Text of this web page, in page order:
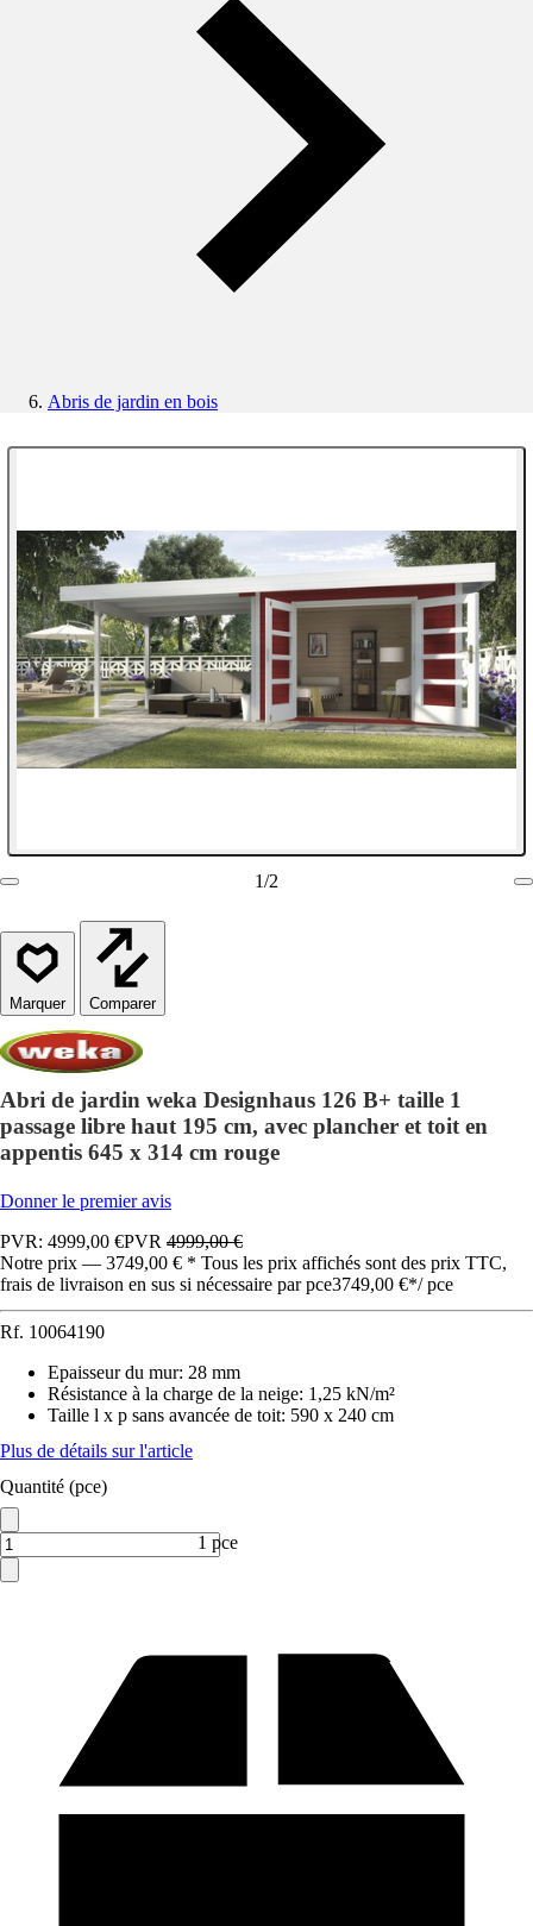
Abris de jardin en bois
1/2
Comparer
Abri de jardin weka Designhaus 126 B+ taille 1
passage libre haut 195 cm, avec plancher et toit en
appentis 645 x 314 cm rouge
Donner le premier avis
PVR: 4999,00 €PVR 4999,00 €
Notre prix — 3749,00 € * Tous les prix affichés sont des prix TTC,
frais de livraison en sus si nécessaire par pce3749,00 €*/ pce
Rf. 10064190
Epaisseur du mur: 28 mm
Résistance à la charge de la neige: 1,25 kN/m²
Taille l x p sans avancée de toit: 590 x 240 cm
Plus de détails sur l'article
Quantité (pce)
1 pce